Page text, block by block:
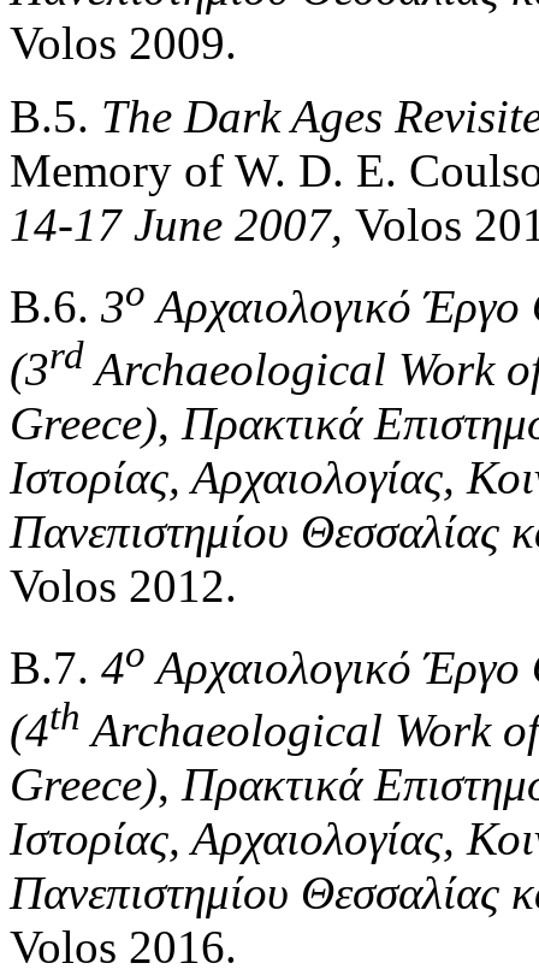
Volos 2009.
Β.5. The Dark Ages
Memory of W. D. E.
14-17 June 2007, Volos
Β.6. 3ο Αρχαιολογικό Έργο
(3rd Archaeological Work
Greece), Πρακτικά
Ιστορίας, Αρχαιολογίας,
Πανεπιστημίου
Volos 2012.
Β.7. 4ο Αρχαιολογικό Έργο
(4th Archaeological Work
Greece), Πρακτικά
Ιστορίας, Αρχαιολογίας,
Πανεπιστημίου
Volos 2016.